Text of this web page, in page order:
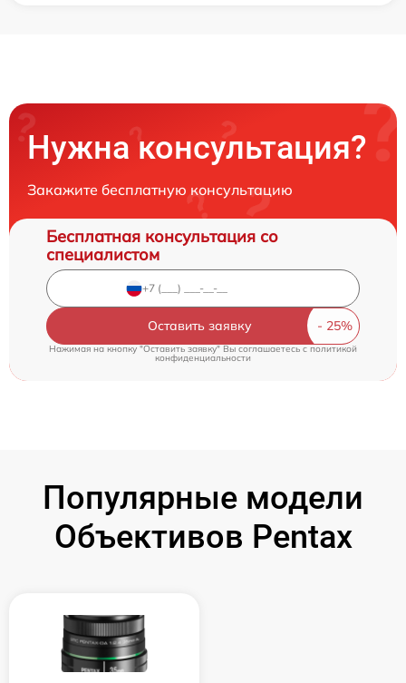
Нужна консультация?
Закажите бесплатную консультацию
Бесплатная консультация со
специалистом
Оставить заявку
Нажимая на кнопку "Оставить заявку" Вы соглашаетесь cполитикой
конфиденциальности
Популярные модели
Объективов Pentax